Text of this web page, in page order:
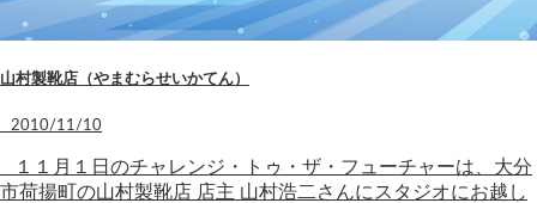
山村製靴店（やまむらせいかてん）
2010/11/10
１１月１日のチャレンジ・トゥ・ザ・フューチャーは、大分
市荷揚町の山村製靴店 店主 山村浩二さんにスタジオにお越し